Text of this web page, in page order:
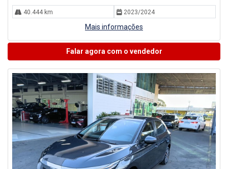
40.444 km 2023/2024
Mais informações
Falar agora com o vendedor